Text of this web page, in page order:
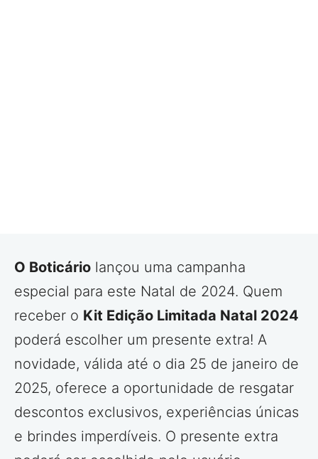
O Boticário lançou uma campanha
especial para este Natal de 2024. Quem
receber o Kit Edição Limitada Natal 2024
poderá escolher um presente extra! A
novidade, válida até o dia 25 de janeiro de
2025, oferece a oportunidade de resgatar
descontos exclusivos, experiências únicas
e brindes imperdíveis. O presente extra